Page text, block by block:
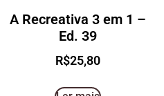
A Recreativa 3 em 1 –
Ed. 39
R$25,80